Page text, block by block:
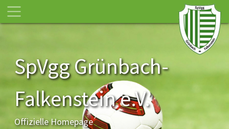
SpVgg Grünbach-
Falkenstein e.V.
Offizielle Homepage